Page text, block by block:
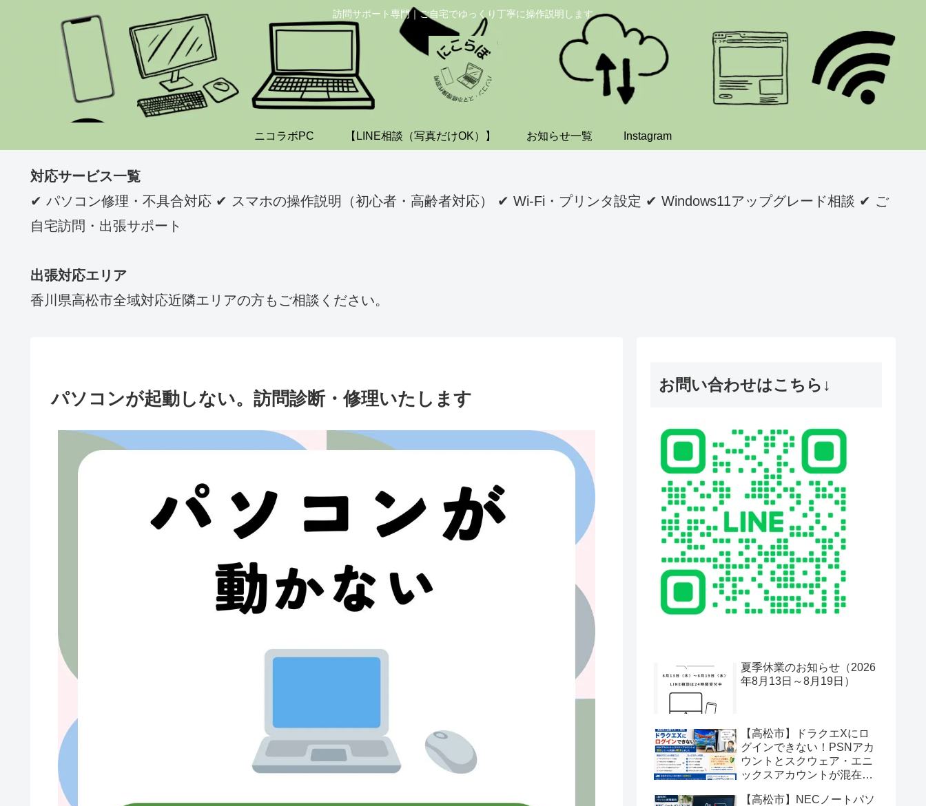
訪問サポート専門｜ご自宅でゆっくり丁寧に操作説明します
ニコラボPC 【LINE相談（写真だけOK）】 お知らせ一覧 Instagram
対応サービス一覧
✔ パソコン修理・不具合対応 ✔ スマホの操作説明（初心者・高齢者対応） ✔ Wi-Fi・プリンタ設定 ✔ Windows11アップグレード相談 ✔ ご
自宅訪問・出張サポート
出張対応エリア
香川県高松市全域対応近隣エリアの方もご相談ください。
パソコンが起動しない。訪問診断・修理いたします
お問い合わせはこちら↓
夏季休業のお知らせ（2026
年8月13日～8月19日）
【高松市】ドラクエXにロ
グインできない！PSNアカ
ウントとスクウェア・エニ
ックスアカウントが混在し
【高松市】NECノートパソ